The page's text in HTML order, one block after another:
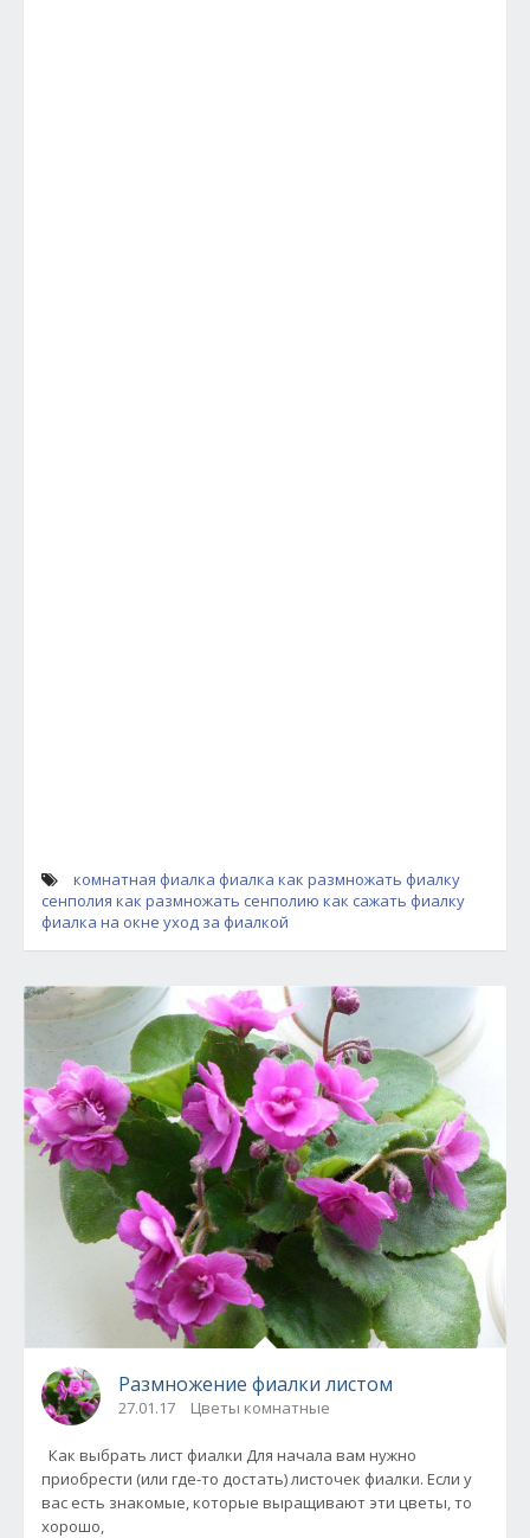
комнатная фиалка фиалка как размножать фиалку
сенполия как размножать сенполию как сажать фиалку
фиалка на окне уход за фиалкой
Размножение фиалки листом
27.01.17 Цветы комнатные
Как выбрать лист фиалки Для начала вам нужно
приобрести (или где-то достать) листочек фиалки. Если у
вас есть знакомые, которые выращивают эти цветы, то
хорошо,